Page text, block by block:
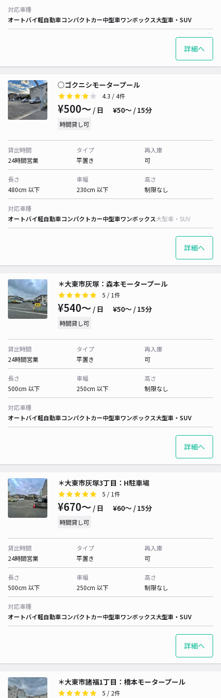
対応車種
オートバイ軽自動車コンパクトカー中型車ワンボックス大型車・SUV
詳細へ
○ゴクニシモータープール
4.3 / 4件
¥500〜 / 日 ¥50〜 / 15分
時間貸し可
貸出時間
24時間営業
タイプ
平置き
再入庫
可
長さ
480cm 以下
車幅
230cm 以下
高さ
制限なし
対応車種
オートバイ軽自動車コンパクトカー中型車ワンボックス大型車・SUV
詳細へ
＊大東市灰塚：森本モータープール
5 / 1件
¥540〜 / 日 ¥50〜 / 15分
時間貸し可
貸出時間
24時間営業
タイプ
平置き
再入庫
可
長さ
500cm 以下
車幅
250cm 以下
高さ
制限なし
対応車種
オートバイ軽自動車コンパクトカー中型車ワンボックス大型車・SUV
詳細へ
＊大東市灰塚3丁目：H駐車場
5 / 1件
¥670〜 / 日 ¥60〜 / 15分
時間貸し可
貸出時間
24時間営業
タイプ
平置き
再入庫
可
長さ
500cm 以下
車幅
250cm 以下
高さ
制限なし
対応車種
オートバイ軽自動車コンパクトカー中型車ワンボックス大型車・SUV
詳細へ
＊大東市諸福1丁目：橋本モータープール
5 / 2件